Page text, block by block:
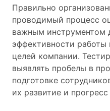
Правильно
проводимый процесс
важным инструментом
эффективности
целей компании.
выявлять пробелы в
подготовке
их развитие и прогресс